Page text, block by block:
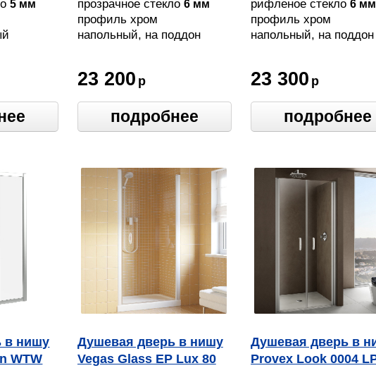
5 мм
прозрачное стекло 6 мм
профиль хром
напольный, на поддон
23 200 р
подробнее
рифленое стекло6 мм
профиль хром
напольный, на поддон
23 300 р
подробнее
в нишу
WTW
Душевая дверь в нишу
Vegas Glass EP Lux 80
Душевая дверь в
Provex Look 0004